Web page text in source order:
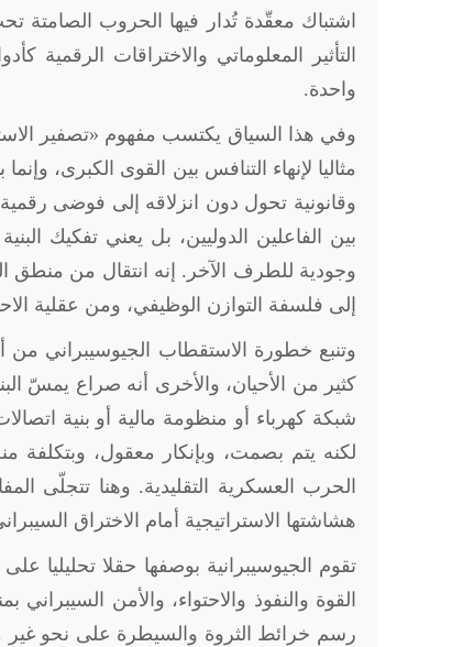
اشتباك معقّدة تُدار فيها الحروب الصامتة
التأثير المعلوماتي والاختراقات
واحدة.
وفي هذا السياق يكتسب مفهوم «تصفير
مثاليا لإنهاء التنافس بين القوى الكبرى،
وقانونية تحول دون انزلاقه إلى فوضى رقمية
بين الفاعلين الدوليين، بل يعني تفكيك
وجودية للطرف الآخر. إنه انتقال من منطق
إلى فلسفة التوازن الوظيفي، ومن عقلية
وتنبع خطورة الاستقطاب الجيوسيبراني من
كثير من الأحيان، والأخرى أنه صراع يمسّ
شبكة كهرباء أو منظومة مالية أو بنية
لكنه يتم بصمت، وبإنكار معقول، وبتكلفة
الحرب العسكرية التقليدية. وهنا تتجلّى
هشاشتها الاستراتيجية أمام الاختراق
تقوم الجيوسيبرانية بوصفها حقلا تحليليا
القوة والنفوذ والاحتواء، والأمن
رسم خرائط الثروة والسيطرة على نحو غير